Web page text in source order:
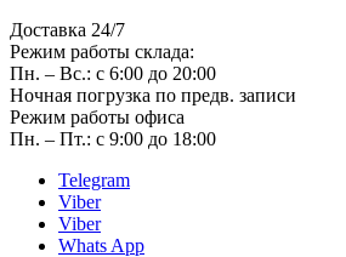
Доставка 24/7
Режим работы склада:
Пн. – Вс.: с 6:00 до 20:00
Ночная погрузка по предв. записи
Режим работы офиса
Пн. – Пт.: с 9:00 до 18:00
Telegram
Viber
Viber
Whats App